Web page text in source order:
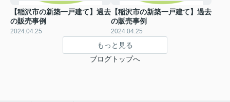
【稲沢市の新築一戸建て】過去
の販売事例
2024.04.25
【稲沢市の新築一戸建て】過去
の販売事例
2024.04.25
もっと見る
ブログトップへ